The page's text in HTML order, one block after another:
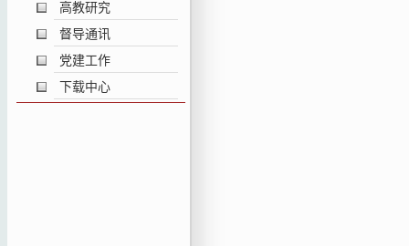
高教研究
督导通讯
党建工作
下载中心